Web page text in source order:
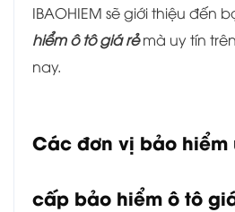
IBAOHIEM sẽ giới thiệu đến
hiểm ô tô giá rẻmà uy tín
nay.
Các đơn vị bảo hiểm
cấp bảo hiểm ô tô